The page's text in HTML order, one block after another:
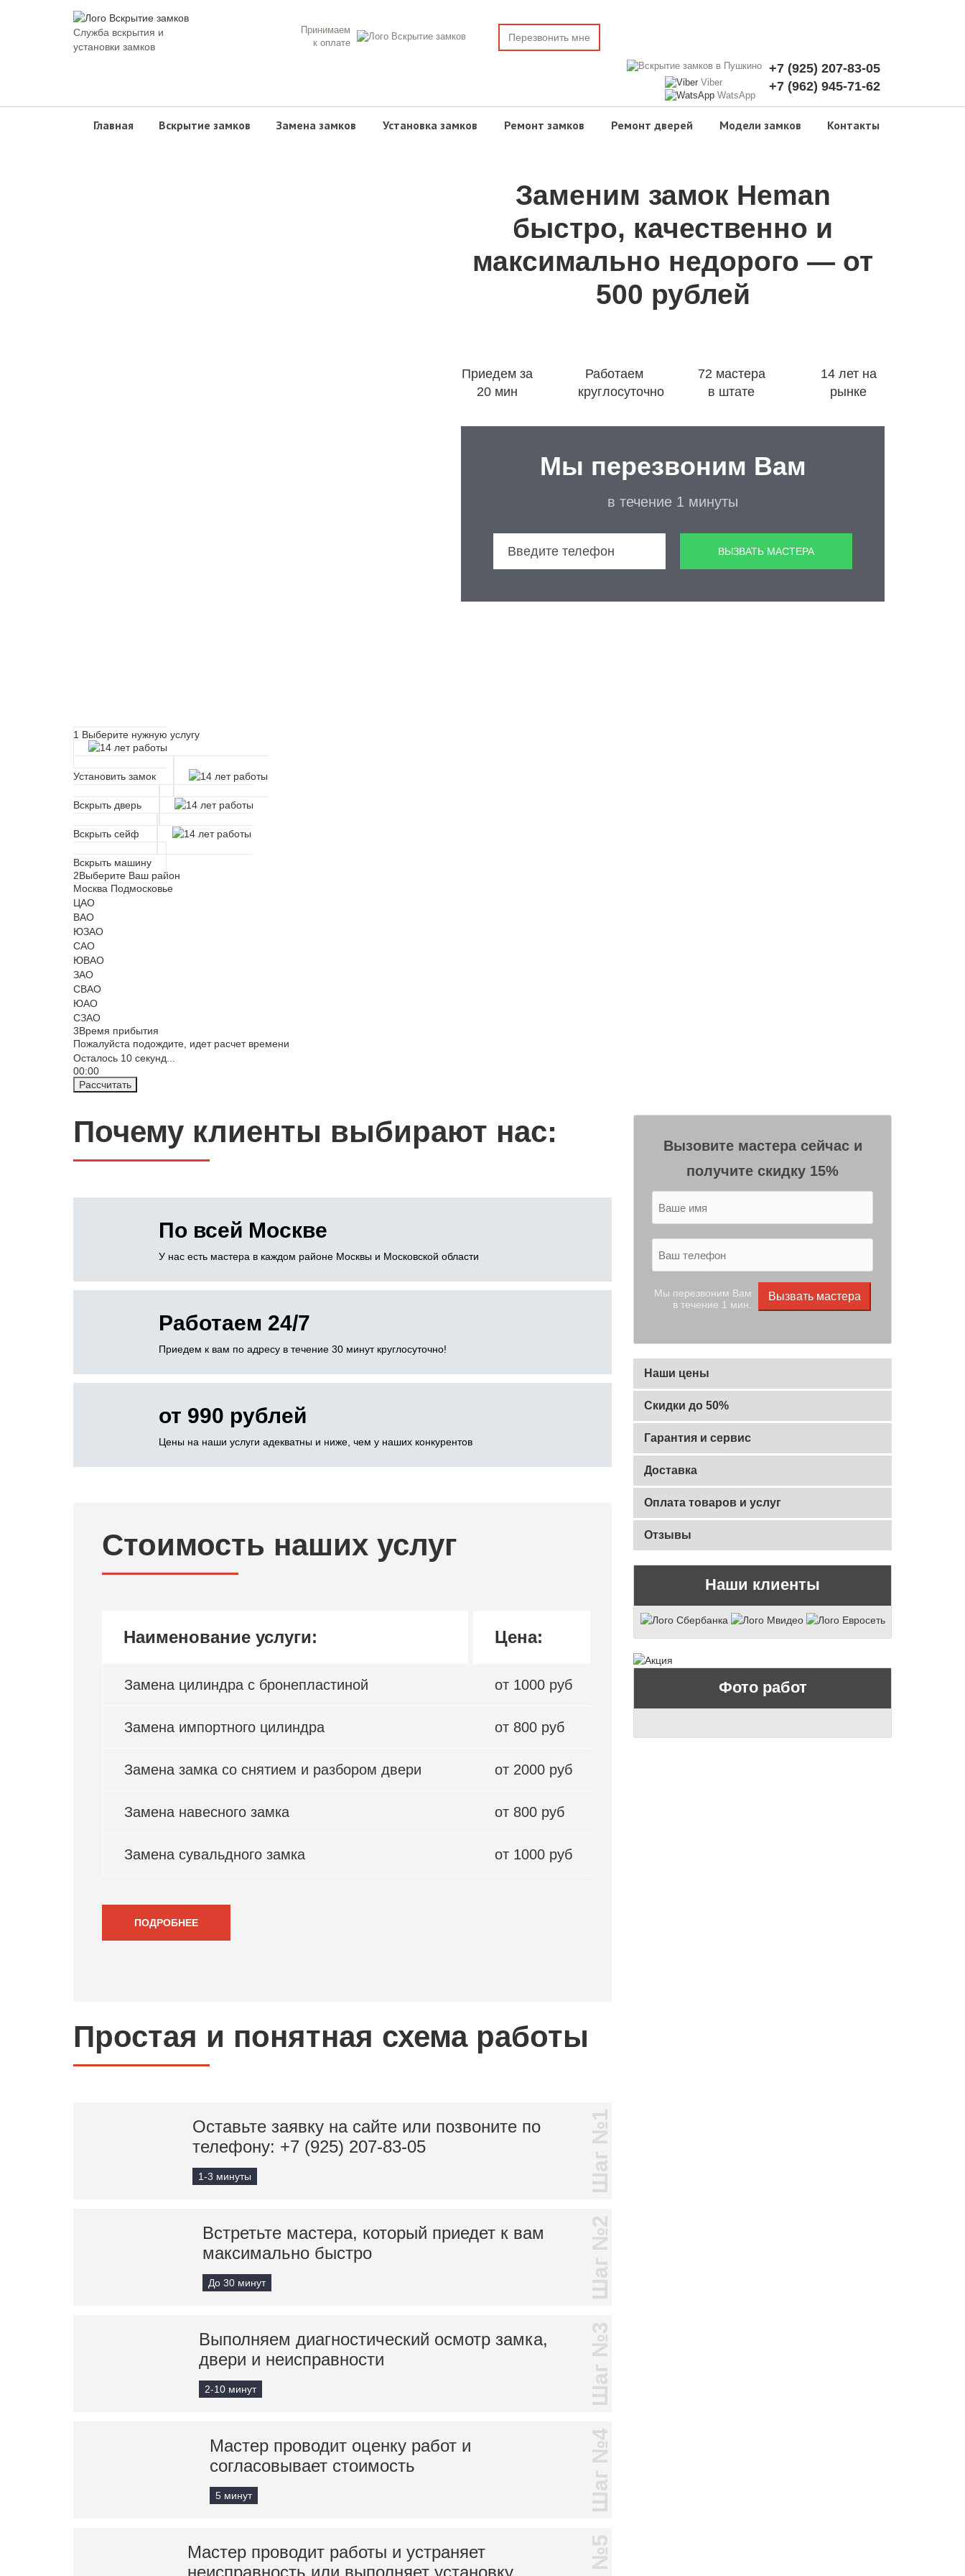
Служба вскрытия и
установки замков
Принимаем
к оплате
Перезвонить мне
+7 (925) 207-83-05
+7 (962) 945-71-62
Viber
WatsApp
Главная Вскрытие замков Замена замков Установка замков Ремонт замков Ремонт дверей Модели замков Контакты
Заменим замок Heman
быстро, качественно и
максимально недорого — от
500 рублей
Приедем за
20 мин
Работаем
круглосуточно
72 мастера
в штате
14 лет на
рынке
Мы перезвоним Вам
в течение 1 минуты
1 Выберите нужную услугу
Установить замок
Вскрыть дверь
Вскрыть сейф
Вскрыть машину
2Выберите Ваш район
Москва Подмосковье
ЦАО
ВАО
ЮЗАО
САО
ЮВАО
ЗАО
СВАО
ЮАО
СЗАО
3Время прибытия
Пожалуйста подождите, идет расчет времени
Осталось 10 секунд...
00:00
Рассчитать
Почему клиенты выбирают нас:
По всей Москве
У нас есть мастера в каждом районе Москвы и Московской области
Работаем 24/7
Приедем к вам по адресу в течение 30 минут круглосуточно!
от 990 рублей
Цены на наши услуги адекватны и ниже, чем у наших конкурентов
Простая и понятная схема работы
Оставьте заявку на сайте или позвоните по
телефону: +7 (925) 207-83-05
1-3 минуты Шаг №1
Встретьте мастера, который приедет к вам
максимально быстро
До 30 минут Шаг №2
Выполняем диагностический осмотр замка,
двери и неисправности
2-10 минут Шаг №3
Мастер проводит оценку работ и
согласовывает стоимость
5 минут Шаг №4
Мастер проводит работы и устраняет
неисправность или выполняет установку
Стоимость наших услуг
Наименование услуги: Цена:
Замена цилиндра с бронепластиной от 1000 руб
Замена импортного цилиндра от 800 руб
Замена замка со снятием и разбором двери от 2000 руб
Замена навесного замка от 800 руб
Замена сувальдного замка от 1000 руб
ПОДРОБНЕЕ
Вызовите мастера сейчас и
получите скидку 15%
Мы перезвоним Вам
в течение 1 мин.
Вызвать мастера
Наши цены
Скидки до 50%
Гарантия и сервис
Доставка
Оплата товаров и услуг
Отзывы
Наши клиенты
Фото работ